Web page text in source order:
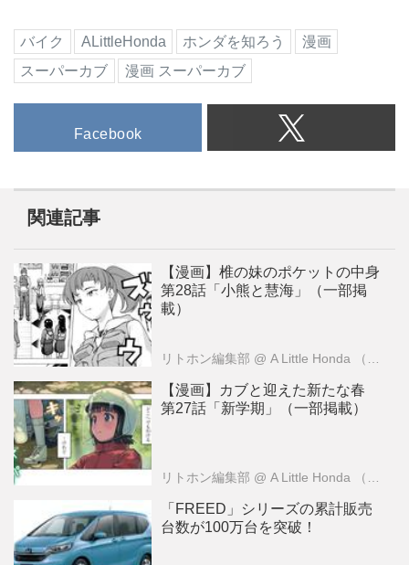
バイク ALittleHonda ホンダを知ろう
漫画
スーパーカブ
漫画 スーパーカブ
Facebook
関連記事
【漫画】椎の妹のポケットの中身
第28話「小熊と慧海」（一部掲
載）
リトホン編集部 @ A Little Honda （ア・リトル・ホンダ）編集部
【漫画】カブと迎えた新たな春
第27話「新学期」（一部掲載）
リトホン編集部 @ A Little Honda （ア・リトル・ホンダ）編集部
「FREED」シリーズの累計販売
台数が100万台を突破！